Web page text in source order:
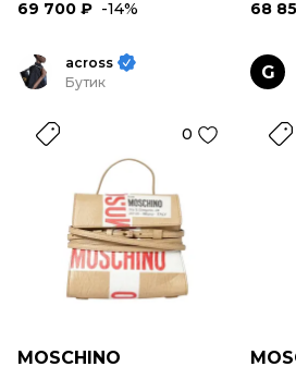
69 700 ₽ -14% 68
across
Бутик
0
MOSCHINO
G